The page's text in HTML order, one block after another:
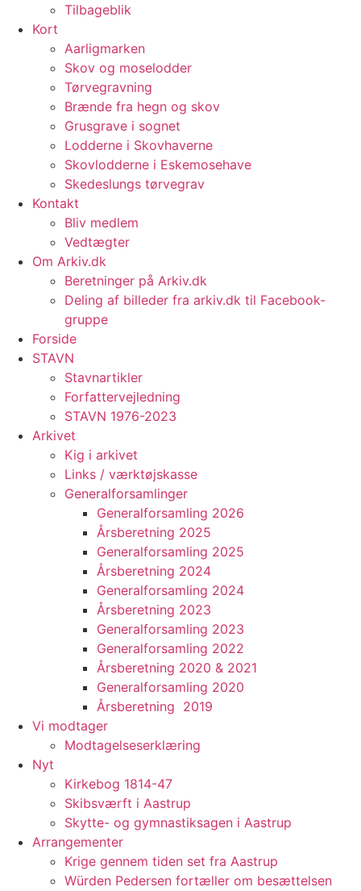
Tilbageblik
Kort
Aarligmarken
Skov og moselodder
Tørvegravning
Brænde fra hegn og skov
Grusgrave i sognet
Lodderne i Skovhaverne
Skovlodderne i Eskemosehave
Skedeslungs tørvegrav
Kontakt
Bliv medlem
Vedtægter
Om Arkiv.dk
Beretninger på Arkiv.dk
Deling af billeder fra arkiv.dk til Facebook-
gruppe
Forside
STAVN
Stavnartikler
Forfattervejledning
STAVN 1976-2023
Arkivet
Kig i arkivet
Links / værktøjskasse
Generalforsamlinger
Generalforsamling 2026
Årsberetning 2025
Generalforsamling 2025
Årsberetning 2024
Generalforsamling 2024
Årsberetning 2023
Generalforsamling 2023
Generalforsamling 2022
Årsberetning 2020 & 2021
Generalforsamling 2020
Årsberetning 2019
Vi modtager
Modtagelseserklæring
Nyt
Kirkebog 1814-47
Skibsværft i Aastrup
Skytte- og gymnastiksagen i Aastrup
Arrangementer
Krige gennem tiden set fra Aastrup
Würden Pedersen fortæller om besættelsen